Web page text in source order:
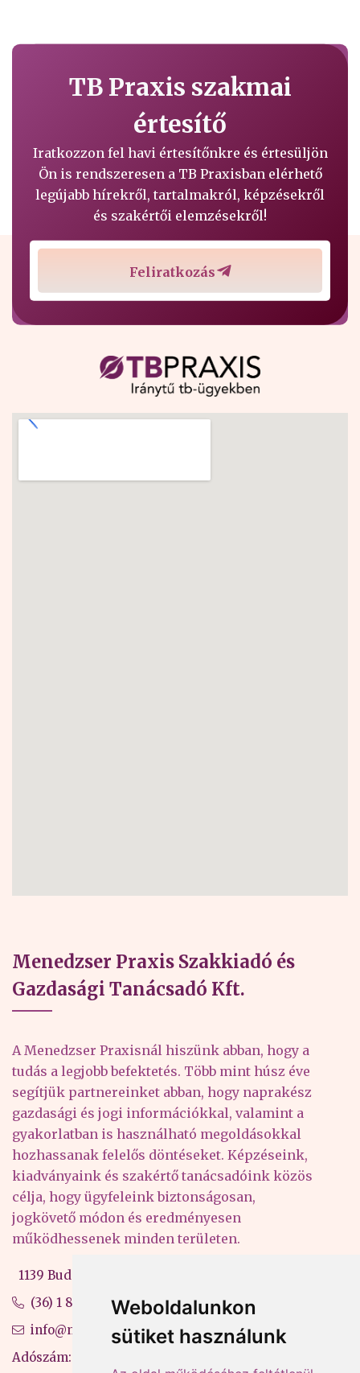
Weboldalunkon
sütiket használunk
TB Praxis szakmai
értesítő
Iratkozzon fel havi értesítőnkre és értesüljön
Ön is rendszeresen a TB Praxisban elérhető
legújabb hírekről, tartalmakról, képzésekről
és szakértői elemzésekről!
Feliratkozás
Menedzser Praxis Szakkiadó és
Gazdasági Tanácsadó Kft.
A Menedzser Praxisnál hiszünk abban, hogy a
tudás a legjobb befektetés. Több mint húsz éve
segítjük partnereinket abban, hogy naprakész
gazdasági és jogi információkkal, valamint a
gyakorlatban is használható megoldásokkal
hozhassanak felelős döntéseket. Képzéseink,
kiadványaink és szakértő tanácsadóink közös
célja, hogy ügyfeleink biztonságosan,
jogkövető módon és eredményesen
működhessenek minden területen.
1139 Budapest, Váci út 99-105. 4. em.
(36) 1 880 76 00
info@mprx.hu
Adószám: 13598145-2-41